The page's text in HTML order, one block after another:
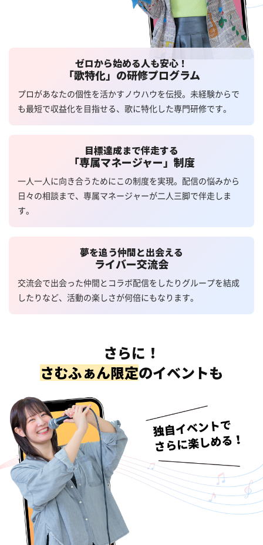
ゼロから始める人も安心！
「歌特化」の研修プログラム
プロがあなたの個性を活かすノウハウを伝授。未経験からで
も最短で収益化を目指せる、歌に特化した専門研修です。
目標達成まで伴走する
「専属マネージャー」制度
一人一人に向き合うためにこの制度を実現。配信の悩みから
日々の相談まで、専属マネージャーが二人三脚で伴走しま
す。
夢を追う仲間と出会える
ライバー交流会
交流会で出会った仲間とコラボ配信をしたりグループを結成
したりなど、活動の楽しさが何倍にもなります。
さらに！
さむふぁん限定のイベントも